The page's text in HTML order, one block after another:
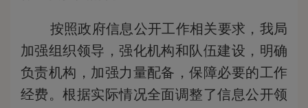
按照政府信息公开工作相关要求，我局
加强组织领导，强化机构和队伍建设，明确
负责机构，加强力量配备，保障必要的工作
经费。根据实际情况全面调整了信息公开领